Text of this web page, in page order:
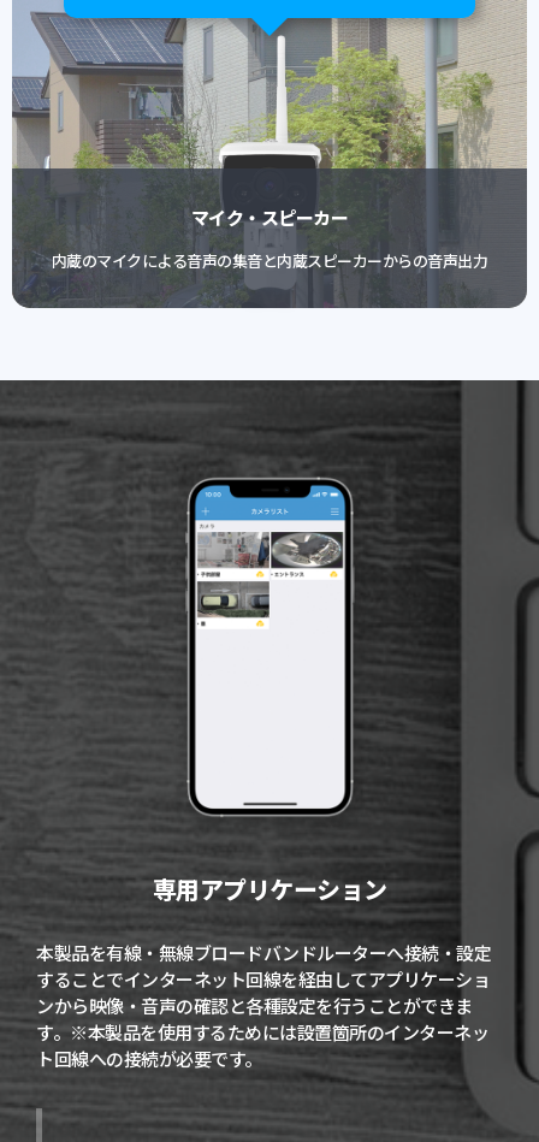
マイク・スピーカー
内蔵のマイクによる音声の集音と内蔵スピーカーからの音声出力
専用アプリケーション
本製品を有線・無線ブロードバンドルーターへ接続・設定
することでインターネット回線を経由してアプリケーショ
ンから映像・音声の確認と各種設定を行うことができま
す。※本製品を使用するためには設置箇所のインターネッ
ト回線への接続が必要です。